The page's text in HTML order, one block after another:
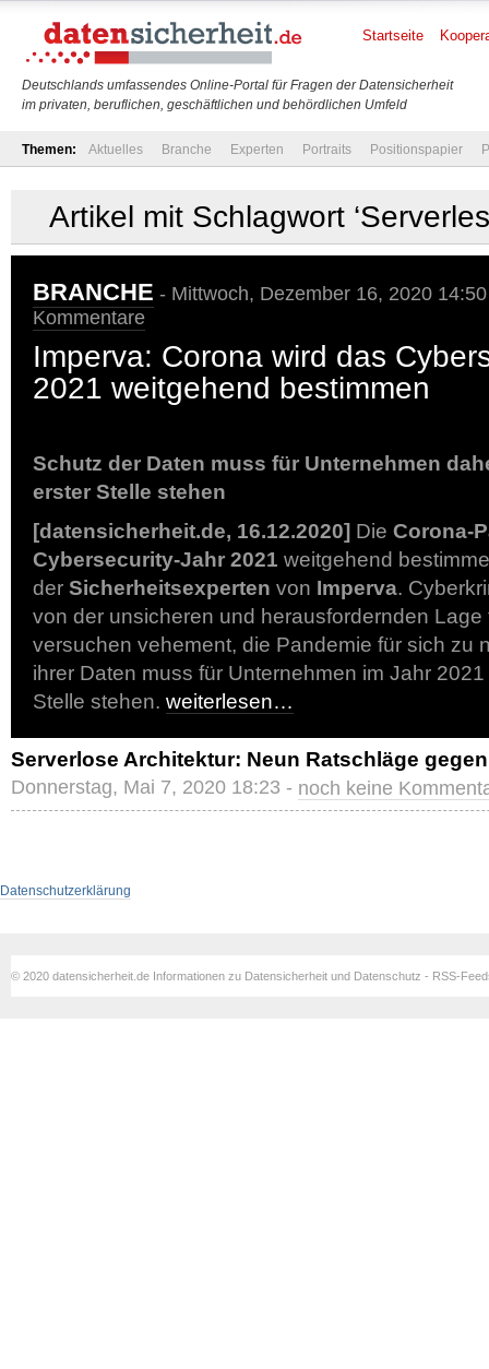
Deutschlands umfassendes Online-Portal für Fragen der Datensicherheit
im privaten, beruflichen, geschäftlichen und behördlichen Umfeld
Startseite
Themen: Aktuelles Branche Experten Portraits Positionspapier
Artikel mit Schlagwort
BRANCHE - Mittwoch, Dezember 16, 2020
Kommentare
Imperva: Corona wird das
2021 weitgehend bestimmen
Schutz der Daten muss für Unternehmen
erster Stelle stehen
[datensicherheit.de, 16.12.2020] Die Corona-
Cybersecurity-Jahr 2021 weitgehend
der Sicherheitsexperten von Imperva.
von der unsicheren und herausfordernden
versuchen vehement, die Pandemie für sich zu
ihrer Daten muss für Unternehmen im Jahr
Stelle stehen. weiterlesen…
Serverlose Architektur: Neun Ratschläge
Donnerstag, Mai 7, 2020 18:23 - noch keine
Datenschutzerklärung
© 2020 datensicherheit.de Informationen zu Datensicherheit und Datenschutz - RSS-